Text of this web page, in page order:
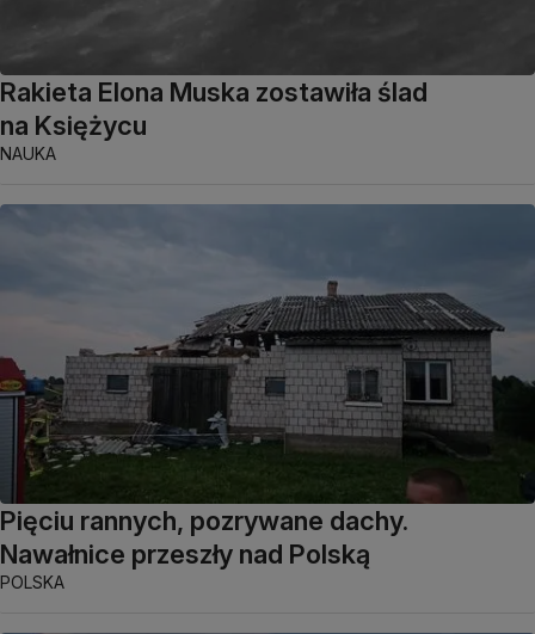
Rakieta Elona Muska zostawiła ślad
na Księżycu
NAUKA
Pięciu rannych, pozrywane dachy.
Nawałnice przeszły nad Polską
POLSKA